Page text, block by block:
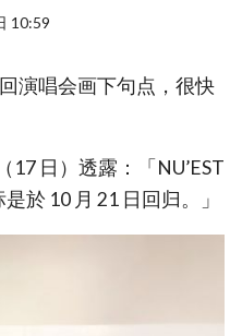
10:59
演唱会画下句点，很快
17 日）透露：「NU’EST
於 10 月 21 日回归。」